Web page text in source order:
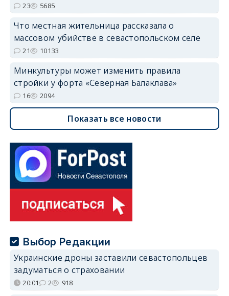
23 5685
Что местная жительница рассказала о
массовом убийстве в севастопольском селе
21 10133
Минкультуры может изменить правила
стройки у форта «Северная Балаклава»
16 2094
Показать все новости
Выбор Редакции
Украинские дроны заставили севастопольцев
задуматься о страховании
20:01 2 918